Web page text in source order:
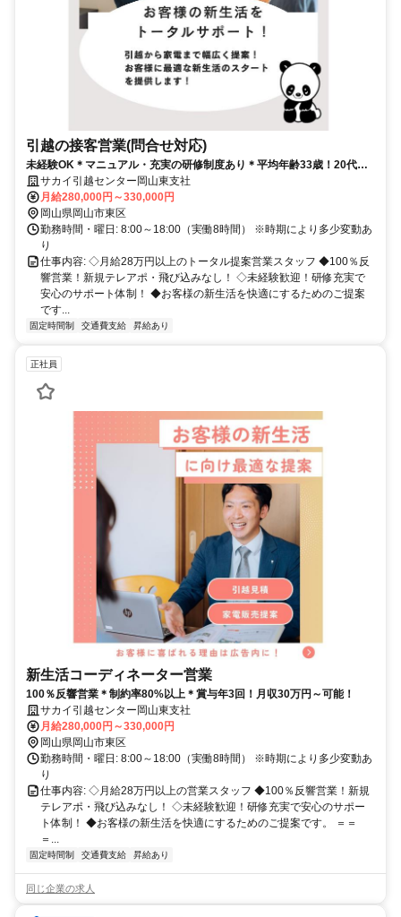
引越の接客営業(問合せ対応)
未経験OK＊マニュアル・充実の研修制度あり＊平均年齢33歳！20代の
多い職場です！
サカイ引越センター岡山東支社
月給280,000円～330,000円
岡山県岡山市東区
勤務時間・曜日: 8:00～18:00（実働8時間） ※時期により多少変動あ
り
仕事内容: ◇月給28万円以上のトータル提案営業スタッフ ◆100％反
響営業！新規テレアポ・飛び込みなし！ ◇未経験歓迎！研修充実で
安心のサポート体制！ ◆お客様の新生活を快適にするためのご提案
です...
固定時間制 交通費支給 昇給あり
正社員
新生活コーディネーター営業
100％反響営業＊制約率80%以上＊賞与年3回！月収30万円～可能！
サカイ引越センター岡山東支社
月給280,000円～330,000円
岡山県岡山市東区
勤務時間・曜日: 8:00～18:00（実働8時間） ※時期により多少変動あ
り
仕事内容: ◇月給28万円以上の営業スタッフ ◆100％反響営業！新規
テレアポ・飛び込みなし！ ◇未経験歓迎！研修充実で安心のサポー
ト体制！ ◆お客様の新生活を快適にするためのご提案です。 ＝＝
＝...
固定時間制 交通費支給 昇給あり
同じ企業の求人